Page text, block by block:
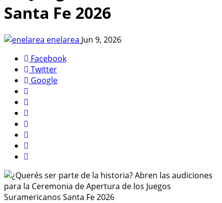
Santa Fe 2026
enelarea Jun 9, 2026
Facebook
Twitter
Google